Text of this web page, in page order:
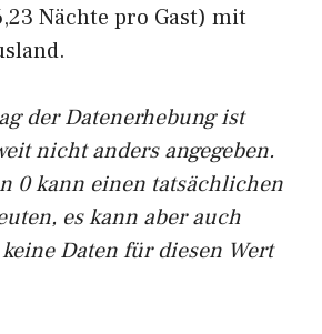
Nächte pro Gast) mit
der Datenerhebung ist
nicht anders angegeben.
0 kann einen tatsächlichen
es kann aber auch
Daten für diesen Wert